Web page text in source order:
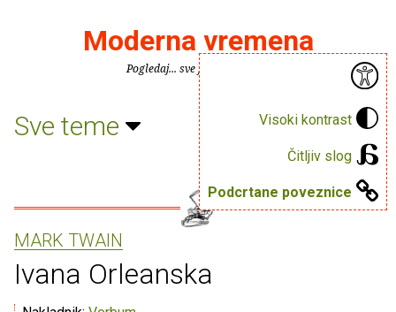
Visoki kontrast
Čitljiv slog
Podcrtane poveznice
Moderna vremena
Pogledaj... sve je puno knjiga.
Sve teme
MARK TWAIN
Ivana Orleanska